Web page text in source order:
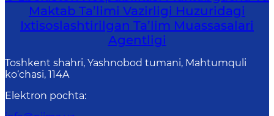
Maktab Ta’limi Vazirligi Huzuridagi
Ixtisoslashtirilgan Ta’lim Muassasalari
Agentligi
Toshkent shahri, Yashnobod tumani, Mahtumquli
ko‘chasi, 114A
Elektron pochta: